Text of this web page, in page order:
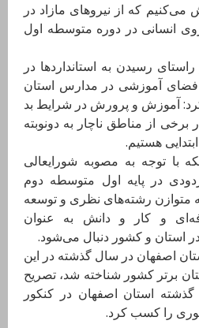
که از نیرو‌های مازاد در
انسانی در دوره متوسطه اول
رسیدن به استاندارد‌ها در
فضای آموزشی در مدارس استان
آموزش و پرورش در شرایط بد
برخی از مناطق ناچار به دونوبته
هستیم.
با توجه به مصوبه شورایعالی
در پایه اول متوسطه دوم
متوازن رشته‌های نظری و توسعه
و کار و دانش به عنوان
استان و کشور دنبال می‌شود.
اصفهان در سال گذشته در این
برتر کشور شناخته شد، تصریح
استان اصفهان در کنکور
را کسب کرد.